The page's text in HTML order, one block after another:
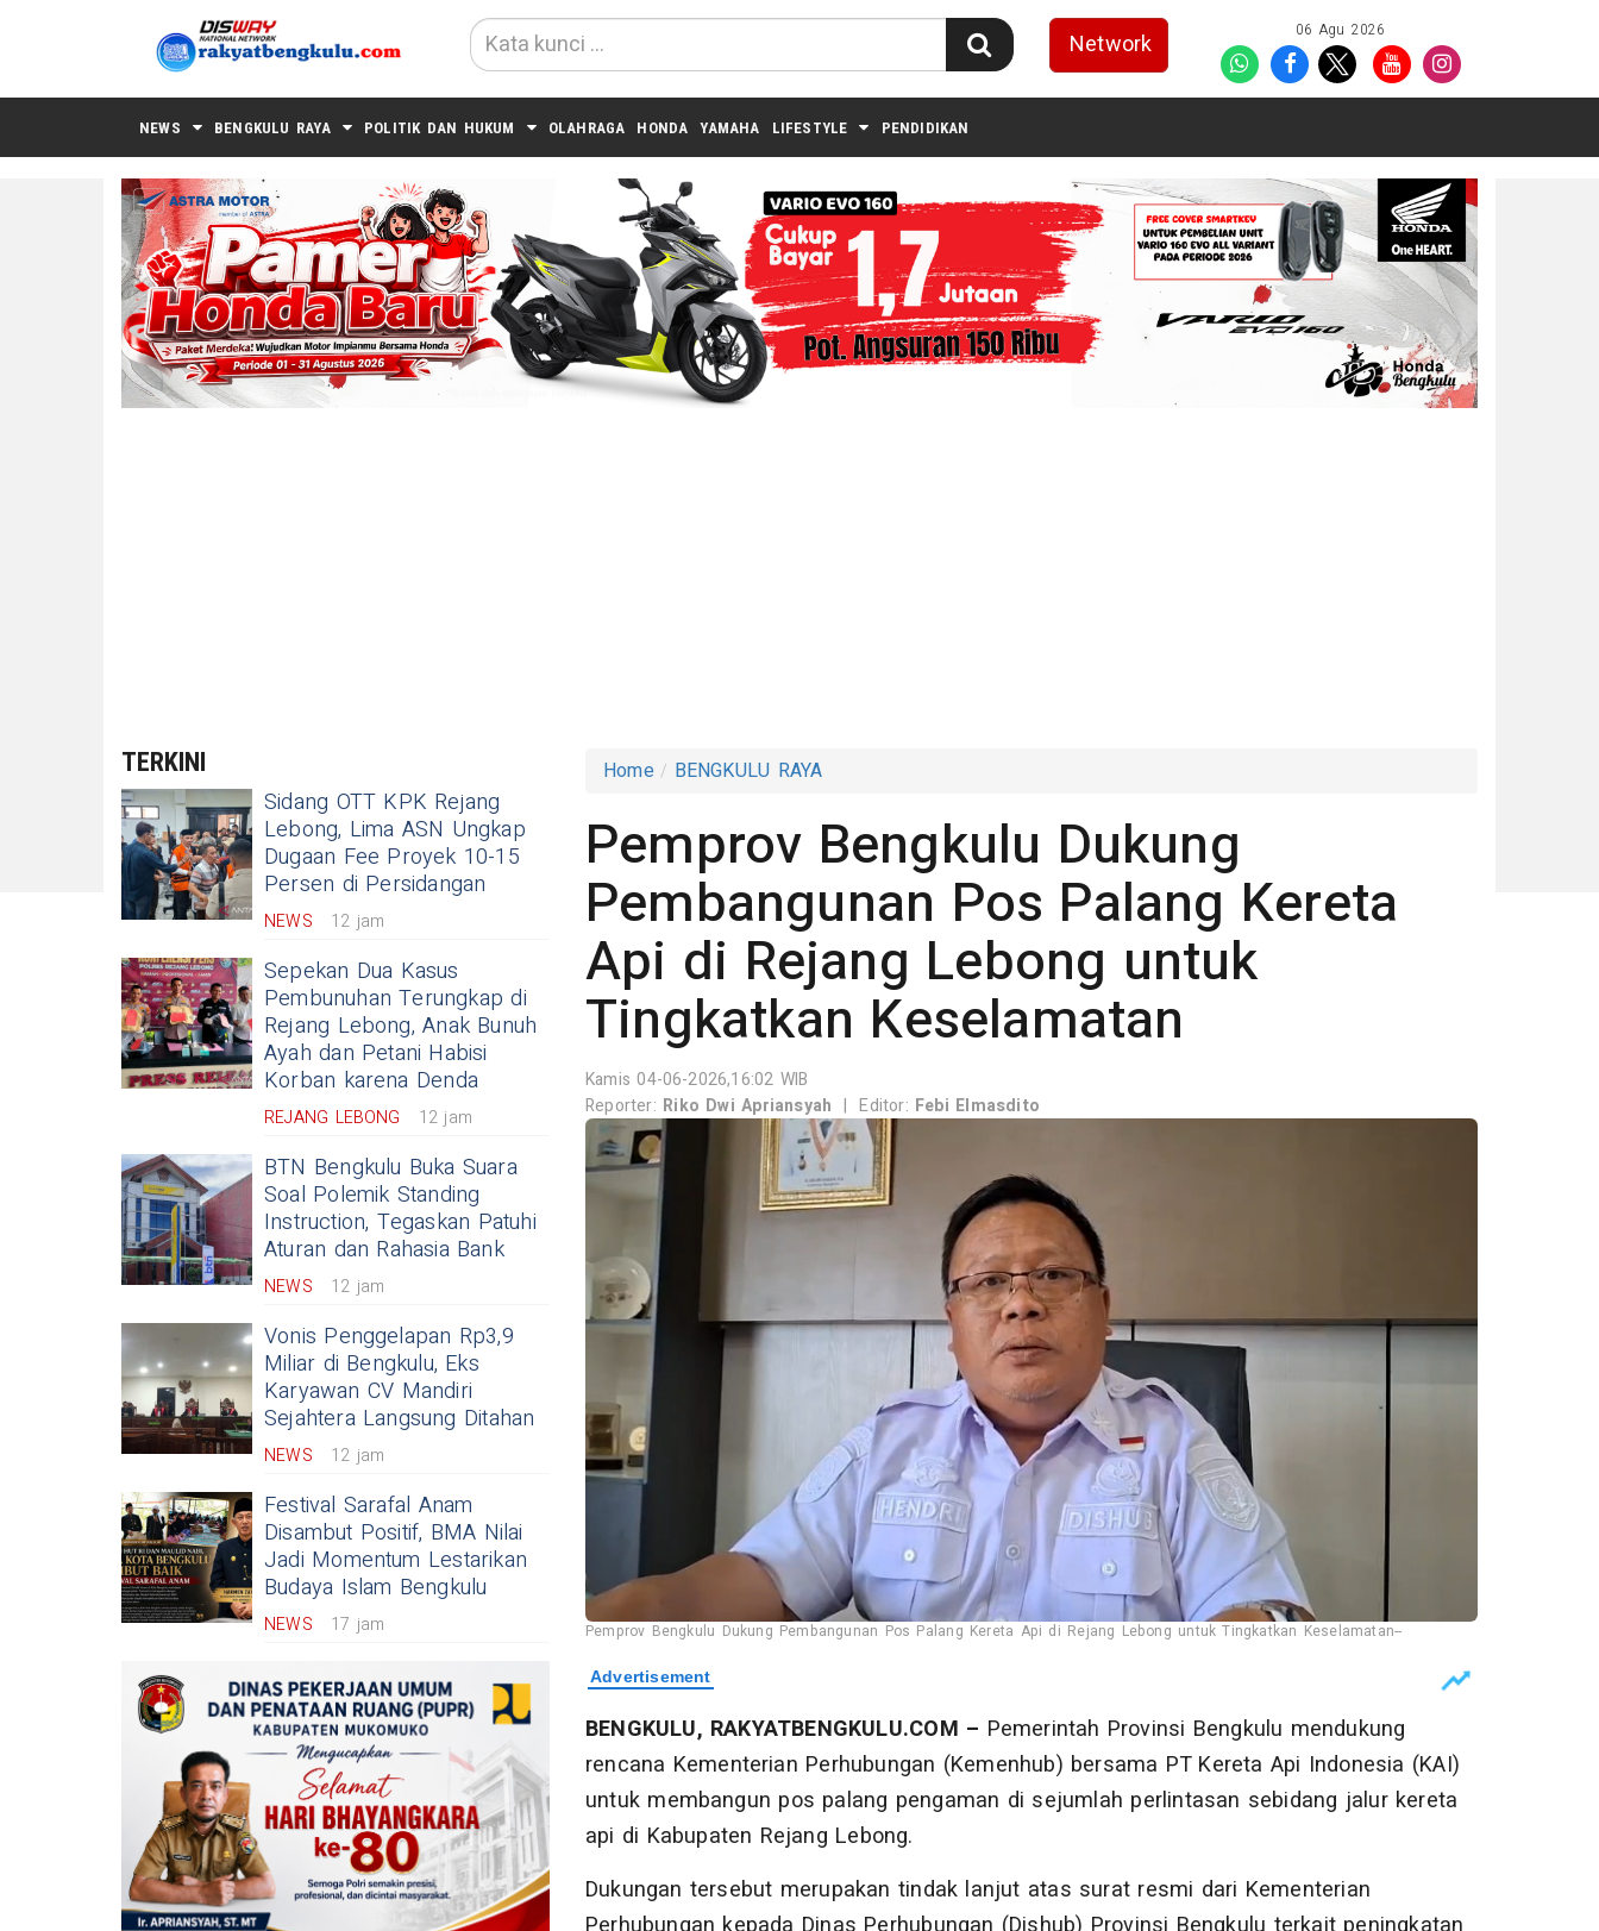
Network 06 Agu 2026
NEWS BENGKULU RAYA POLITIK DAN HUKUM OLAHRAGA HONDA YAMAHA LIFESTYLE PENDIDIKAN
TERKINI
Sidang OTT KPK Rejang
Lebong, Lima ASN Ungkap
Dugaan Fee Proyek 10-15
Persen di Persidangan
NEWS 12 jam
Sepekan Dua Kasus
Pembunuhan Terungkap di
Rejang Lebong, Anak Bunuh
Ayah dan Petani Habisi
Korban karena Denda
REJANG LEBONG 12 jam
BTN Bengkulu Buka Suara
Soal Polemik Standing
Instruction, Tegaskan Patuhi
Aturan dan Rahasia Bank
NEWS 12 jam
Vonis Penggelapan Rp3,9
Miliar di Bengkulu, Eks
Karyawan CV Mandiri
Sejahtera Langsung Ditahan
NEWS 12 jam
Festival Sarafal Anam
Disambut Positif, BMA Nilai
Jadi Momentum Lestarikan
Budaya Islam Bengkulu
NEWS 17 jam
Home BENGKULU RAYA
Pemprov Bengkulu Dukung
Pembangunan Pos Palang Kereta
Api di Rejang Lebong untuk
Tingkatkan Keselamatan
Kamis 04-06-2026,16:02 WIB
Reporter: Riko Dwi Apriansyah | Editor: Febi Elmasdito
Pemprov Bengkulu Dukung Pembangunan Pos Palang Kereta Api di Rejang Lebong untuk Tingkatkan Keselamatan--
BENGKULU, RAKYATBENGKULU.COM – Pemerintah Provinsi Bengkulu mendukung
rencana Kementerian Perhubungan (Kemenhub) bersama PT Kereta Api Indonesia (KAI)
untuk membangun pos palang pengaman di sejumlah perlintasan sebidang jalur kereta
api di Kabupaten Rejang Lebong.
Dukungan tersebut merupakan tindak lanjut atas surat resmi dari Kementerian